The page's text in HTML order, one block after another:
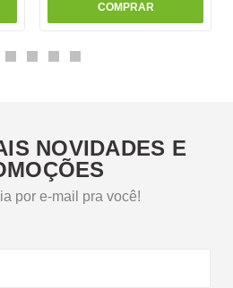
COMPRAR
NOVIDADES E
por e-mail pra você!